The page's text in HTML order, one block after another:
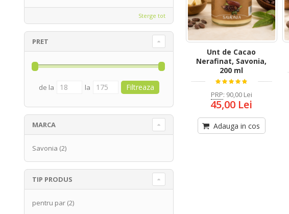
Unt de Cacao
Nerafinat, Savonia,
200 ml
PRP: 90,00 Lei
45,00 Lei
Adauga in cos
Sterge tot
PRET
de la la
MARCA
Savonia (2)
TIP PRODUS
pentru par (2)